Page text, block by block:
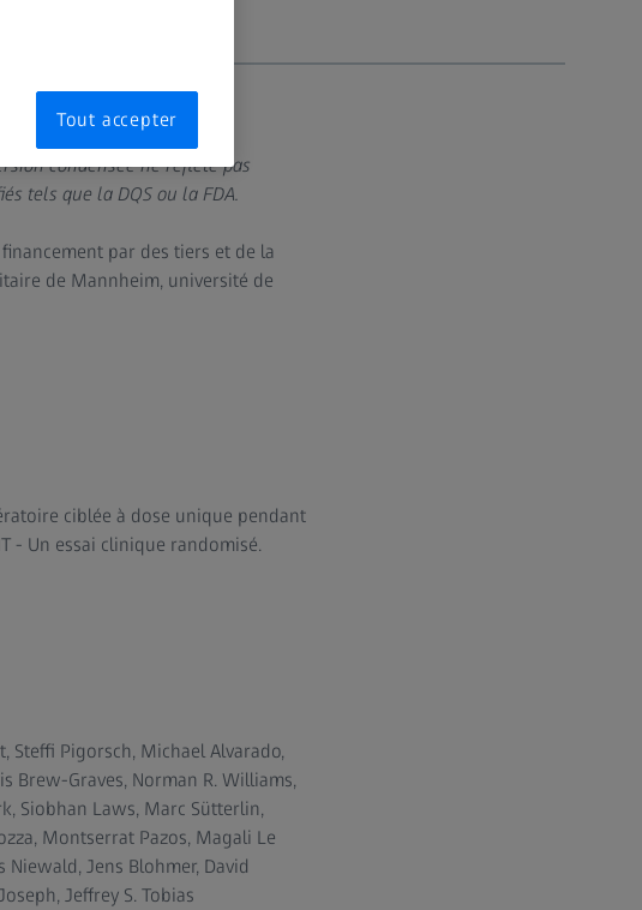
condensée ne reflète pas
tels que la DQS ou la FDA.
par des tiers et de la
de Mannheim, université de
ciblée à dose unique pendant
- Un essai clinique randomisé.
Steffi Pigorsch, Michael Alvarado,
Brew-Graves, Norman R. Williams,
Siobhan Laws, Marc Sütterlin,
Montserrat Pazos, Magali Le
Jens Blohmer, David
Jeffrey S. Tobias
Tout accepter